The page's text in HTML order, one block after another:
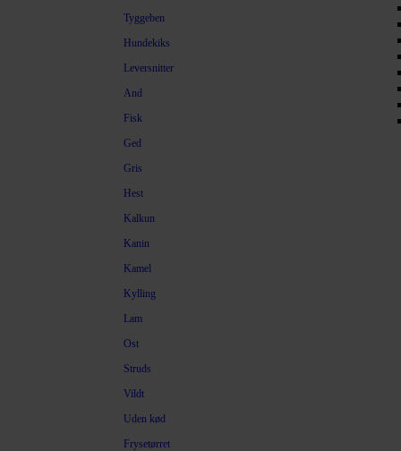
Tyggeben
Hundekiks
Leversnitter
And
Fisk
Ged
Gris
Hest
Kalkun
Kanin
Kamel
Kylling
Lam
Ost
Struds
Vildt
Uden kød
Frysetørret